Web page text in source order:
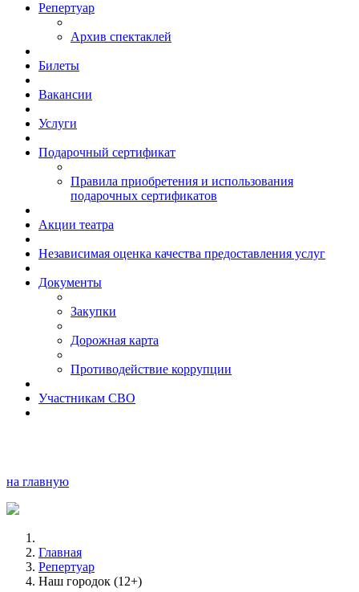
Репертуар
Архив спектаклей
Билеты
Вакансии
Услуги
Подарочный сертификат
Правила приобретения и использования
подарочных сертификатов
Акции театра
Независимая оценка качества предоставления услуг
Документы
Закупки
Дорожная карта
Противодействие коррупции
Участникам СВО
на главную
Главная
Репертуар
Наш городок (12+)